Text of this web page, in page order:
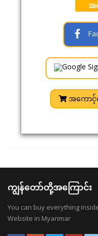
အ
အကောင့်
ကျွန်တော်တို့အကြောင်း
You can buy everything
Website in Myanmar